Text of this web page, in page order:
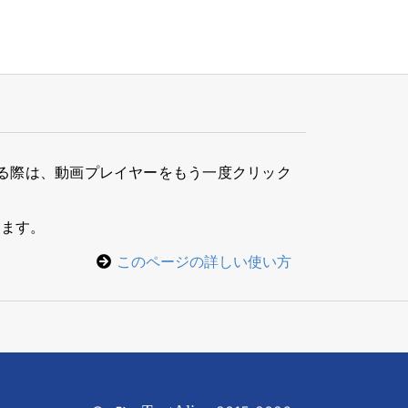
は、動画プレイヤーをもう一度クリック
す。
このページの詳しい使い方